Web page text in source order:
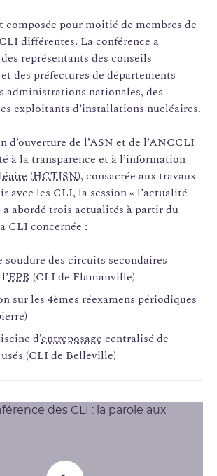
composée pour moitié de membres de
différentes. La conférence a
représentants des conseils
des préfectures de départements
administrations nationales, des
exploitants d’installations nucléaires.
d’ouverture de l’ASN et de l’ANCCLI
à la transparence et à l’information
(HCTISN), consacrée aux travaux
avec les CLI, la session « l’actualité
a abordé trois actualités à partir du
CLI concernée :
soudure des circuits secondaires
EPR (CLI de Flamanville)
sur les 4èmes réexamens périodiques
d’entreposage centralisé de
(CLI de Belleville)